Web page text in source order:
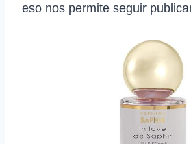
eso nos permite seguir